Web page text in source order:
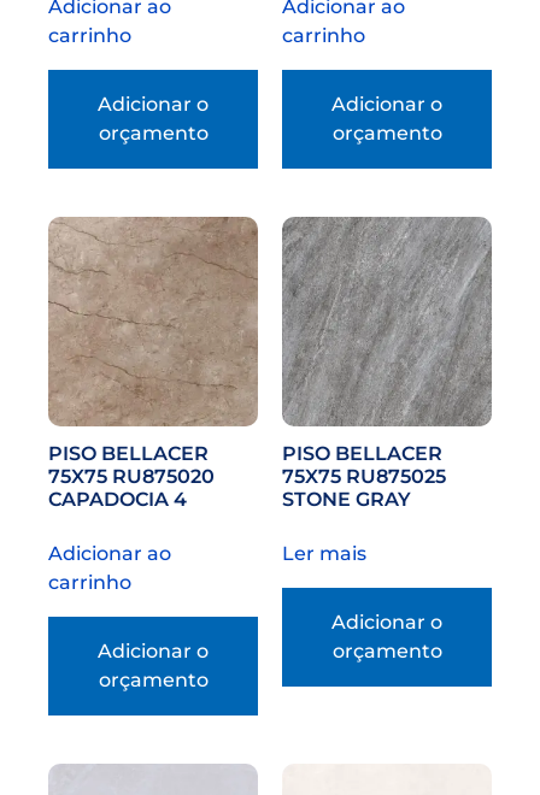
Adicionar ao
carrinho
Adicionar o
orçamento
Adicionar ao
carrinho
Adicionar o
orçamento
PISO BELLACER
75X75 RU875020
CAPADOCIA 4
Adicionar ao
carrinho
Adicionar o
orçamento
PISO BELLACER
75X75 RU875025
STONE GRAY
Ler mais
Adicionar o
orçamento